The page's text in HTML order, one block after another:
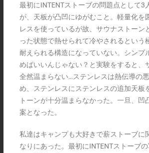
最初にINTENTストーブの問題点として3
が、天板が凸凹にゆがむこと。軽量化を
レスを使っているが故、サウナストーン
った状態で熱せられて冷やされるという
耐えられる構造になっていない。シンプ
めばいいんじゃない？と実験をすると、
全然温まらない…ステンレスは熱伝導の
め、ステンレスにステンレスの追加天板
トーンが十分温まらなかった。一旦、凹
案となった。
私達はキャンプも大好きで薪ストーブに
なりにあった。最初にINTENTストーブ